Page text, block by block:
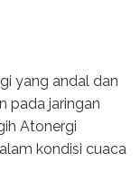
yang andal dan
pada jaringan
Atonergi
kondisi cuaca